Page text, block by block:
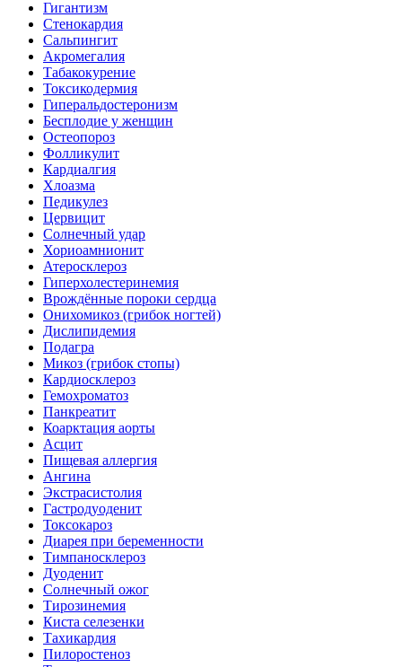
Гигантизм
Стенокардия
Сальпингит
Акромегалия
Табакокурение
Токсикодермия
Гиперальдостеронизм
Бесплодие у женщин
Остеопороз
Фолликулит
Кардиалгия
Хлоазма
Педикулез
Цервицит
Солнечный удар
Хориоамнионит
Атеросклероз
Гиперхолестеринемия
Врождённые пороки сердца
Онихомикоз (грибок ногтей)
Дислипидемия
Подагра
Микоз (грибок стопы)
Кардиосклероз
Гемохроматоз
Панкреатит
Коарктация аорты
Асцит
Пищевая аллергия
Ангина
Экстрасистолия
Гастродуоденит
Токсокароз
Диарея при беременности
Тимпаносклероз
Дуоденит
Солнечный ожог
Тирозинемия
Киста селезенки
Тахикардия
Пилоростеноз